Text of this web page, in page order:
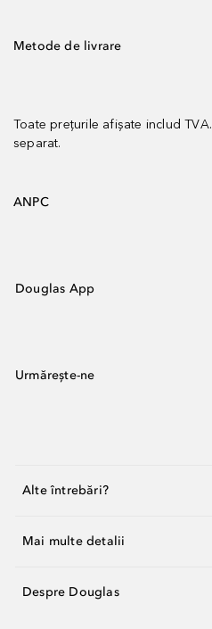
Metode de livrare
Toate prețurile afișate includ TVA.
separat.
ANPC
Douglas App
Urmărește-ne
Alte întrebări?
Mai multe detalii
Despre Douglas